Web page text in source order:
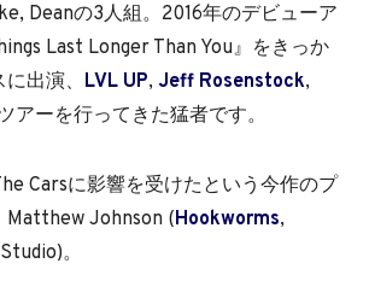
Deanの3人組。2016年のデビューア
Last Longer Than You』をきっか
出演、 LVL UP, Jeff Rosenstock,
アーを行ってきた猛者です。
Carsに影響を受けたという今作のプ
Matthew Johnson (Hookworms,
。